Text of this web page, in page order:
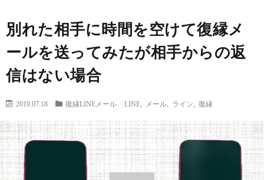
い
と
己
改
冷
却
縁
LINE
復
縁
別れた相手に時間を空けて復縁メ
ールを送ってみたが相手からの返
信はない場合
2019.07.18 復縁LINEメール LINE メール ライン 復縁